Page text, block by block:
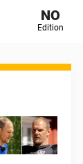
NO
Edition